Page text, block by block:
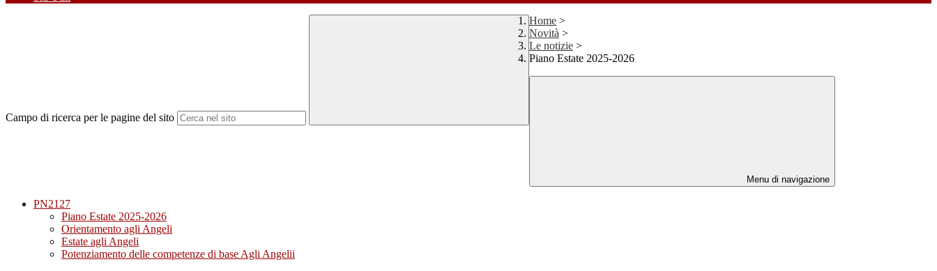
Campo di ricerca per le pagine del sito
Home >
Novità >
Le notizie >
Piano Estate 2025-2026
Menu di navigazione
PN2127
Piano Estate 2025-2026
Orientamento agli Angeli
Estate agli Angeli
Potenziamento delle competenze di base Agli Angelii